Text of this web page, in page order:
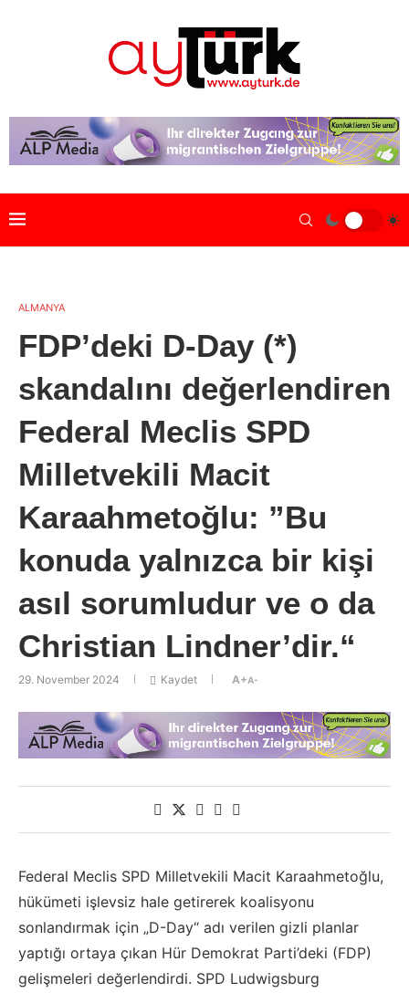
ALMANYA
FDP’deki D-Day (*)
skandalını değerlendiren
Federal Meclis SPD
Milletvekili Macit
Karaahmetoğlu: ”Bu
konuda yalnızca bir kişi
asıl sorumludur ve o da
Christian Lindner’dir.“
29. November 2024 Kaydet A+A-
Federal Meclis SPD Milletvekili Macit Karaahmetoğlu,
hükümeti işlevsiz hale getirerek koalisyonu
sonlandırmak için „D-Day“ adı verilen gizli planlar
yaptığı ortaya çıkan Hür Demokrat Parti’deki (FDP)
gelişmeleri değerlendirdi. SPD Ludwigsburg